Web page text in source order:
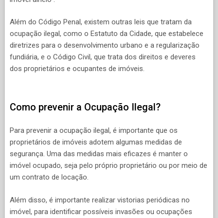
Além do Código Penal, existem outras leis que tratam da
ocupação ilegal, como o Estatuto da Cidade, que estabelece
diretrizes para o desenvolvimento urbano e a regularização
fundiária, e o Código Civil, que trata dos direitos e deveres
dos proprietários e ocupantes de imóveis.
Como prevenir a Ocupação Ilegal?
Para prevenir a ocupação ilegal, é importante que os
proprietários de imóveis adotem algumas medidas de
segurança. Uma das medidas mais eficazes é manter o
imóvel ocupado, seja pelo próprio proprietário ou por meio de
um contrato de locação.
Além disso, é importante realizar vistorias periódicas no
imóvel, para identificar possíveis invasões ou ocupações